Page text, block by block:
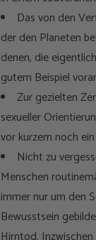
Das von den
der den Planeten
denen, die
gutem Beispiel
Zur gezielten
sexueller
vor kurzem noch
Nicht zu
Menschen
immer nur um den
Bewusstsein